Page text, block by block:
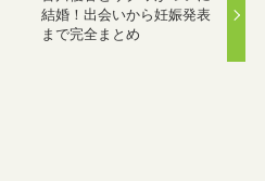
結婚！出会いから妊娠発表
まで完全まとめ